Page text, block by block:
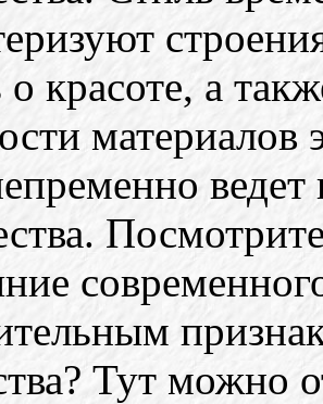
красоте, а
материалов
Тут можно